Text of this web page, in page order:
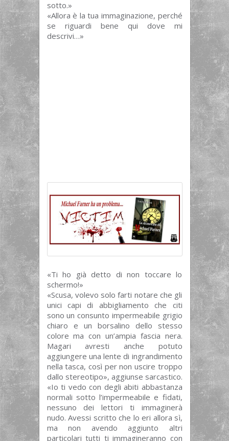
sotto.»
«Allora è la tua immaginazione, perché
se riguardi bene qui dove mi
descrivi…»
«Ti ho già detto di non toccare lo
schermo!»
«Scusa, volevo solo farti notare che gli
unici capi di abbigliamento che citi
sono un consunto impermeabile grigio
chiaro e un borsalino dello stesso
colore ma con un’ampia fascia nera.
Magari avresti anche potuto
aggiungere una lente di ingrandimento
nella tasca, così per non uscire troppo
dallo stereotipo», aggiunse sarcastico.
«Io ti vedo con degli abiti abbastanza
normali sotto l’impermeabile e fidati,
nessuno dei lettori ti immaginerà
nudo. Avessi scritto che lo eri allora sì,
ma non avendo aggiunto altri
particolari tutti ti immagineranno con